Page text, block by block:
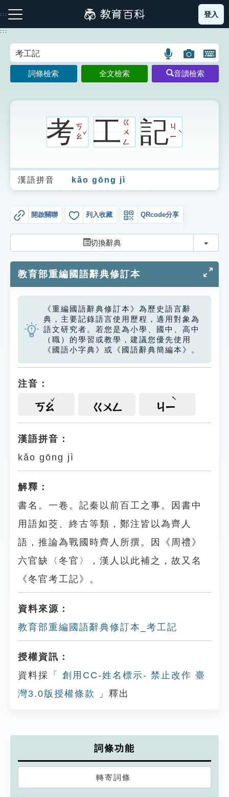
到
主
:::
注音索引圖示 筆畫索引圖示 部首索引表圖示
生字詞彙表
成語故事
索引選單
單字索引
生命大百科索引
遊戲專區
教學應用
貓頭鷹博士
登入
:::
語
言
搜
示
圖
片
搜
開
鍵
圖
詞條檢索 全文檢索 音讀檢索
考ㄎ
ㄠ
ˇ工ㄍ
ㄨ
ㄥ
記ㄐ
ㄧ
ˋ
漢語拼音 kǎo gōng jì
開啟關聯 列入收藏 QRcode分享
切換辭典 切換
教育部重編國語辭典修訂本
《重編國語辭典修訂本》為歷史語言辭
典，主要記錄語言使用歷程，適用對象為
語文研究者。若您是為小學、國中、高中
（職）的學習或教學，建議您優先使用
《國語小字典》或《國語辭典簡編本》。
注音：
ㄎㄠ ㄍㄨㄥ ㄐㄧ
漢語拼音：
kǎo gōng jì
解釋：
書名。一卷。記秦以前百工之事。因書中
用語如茭、終古等類，鄭注皆以為齊人
語，推論為戰國時齊人所撰。因《周禮》
六官缺〈冬官〉，漢人以此補之，故又名
《冬官考工記》。
資料來源：
教育部重編國語辭典修訂本_考工記
授權資訊：
資料採「
創用CC-姓名標示- 禁止改作 臺
灣3.0版授權條款
」釋出
詞條功能
轉寄詞條